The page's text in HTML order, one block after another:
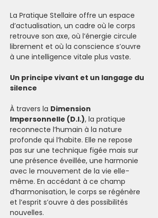
La Pratique Stellaire offre un espace
d’actualisation, un cadre où le corps
retrouve son axe, où l’énergie circule
librement et où la conscience s’ouvre
à une intelligence vitale plus vaste.
Un principe vivant et un langage du
silence
À travers la Dimension
Impersonnelle (D.I.), la pratique
reconnecte l’humain à la nature
profonde qui l’habite. Elle ne repose
pas sur une technique figée mais sur
une présence éveillée, une harmonie
avec le mouvement de la vie elle-
même. En accédant à ce champ
d’harmonisation, le corps se régénère
et l’esprit s’ouvre à des possibilités
nouvelles.